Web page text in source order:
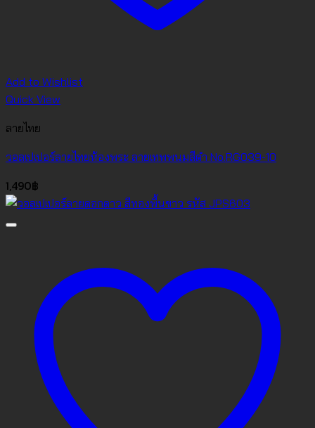
Add to Wishlist
Quick View
ลายไทย
วอลเปเปอร์ลายไทยห้องพระ ลายเทพพนมสีดำ No.RG039-10
1,490฿